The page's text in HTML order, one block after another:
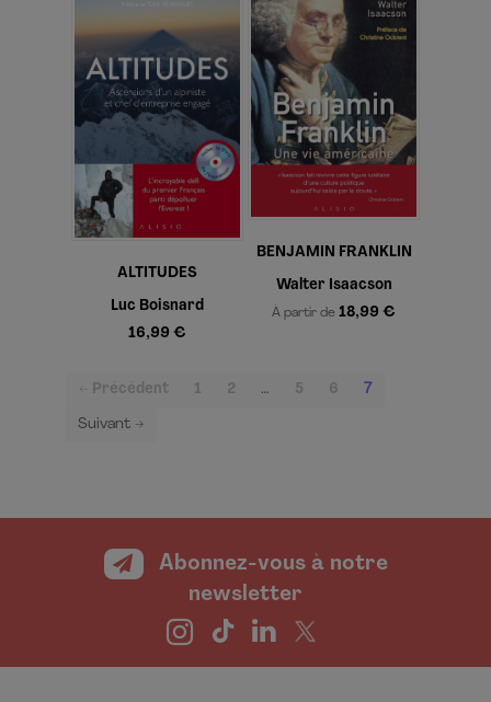
ALTITUDES
Luc Boisnard
16,99 €
BENJAMIN FRANKLIN
Walter Isaacson
À partir de18,99 €
← Précédent 1 2 … 5 6 7(current)
Suivant →
Abonnez-vous à notre
newsletter